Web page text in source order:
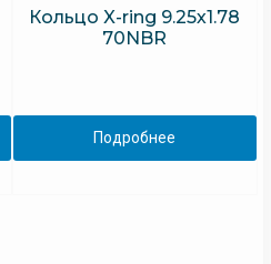
Кольцо X-ring 9.25х1.78
70NBR
Подробнее